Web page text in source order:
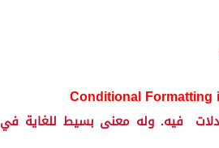
Conditional Formatting
فيه. وله معنى بسيط للغاية في